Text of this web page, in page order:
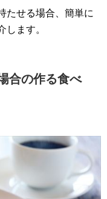
たせる場合、簡単に
します。
合の作る食べ